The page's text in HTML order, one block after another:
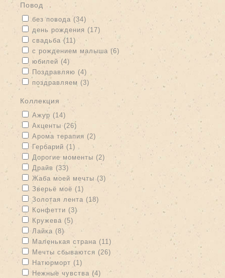
Повод
Apply без повода filter
без повода (34) Apply без повода filter
Apply день рождения filter
день рождения (17) Apply день рождения filter
Apply свадьба filter
свадьба (11) Apply свадьба filter
Apply с рождением малыша filter
с рождением малыша (6) Apply с рождением малыша
Apply юбилей filter
юбилей (4) Apply юбилей filter
Apply Поздравляю filter
Поздравляю (4)
Apply поздравляем filter
поздравляем (3) Apply поздравляем filter
Коллекция
Apply Ажур filter
Ажур (14)
Apply Акценты filter
Акценты (26)
Apply Арома терапия filter
Арома терапия (2) Apply Арома терапия filter
Apply Гербарий filter
Гербарий (1) Apply Гербарий filter
Apply Дорогие моменты filter
Дорогие моменты (2) Apply Дорогие моменты filter
Apply Драйв filter
Драйв (33) Apply Драйв filter
Apply Жаба моей мечты filter
Жаба моей мечты (3) Apply Жаба моей мечты filter
Apply Зверьё моё filter
Зверьё моё (1) Apply Зверьё моё filter
Apply Золотая лента filter
Золотая лента (18) Apply Золотая лента filter
Apply Конфетти filter
Конфетти (3) Apply Конфетти filter
Apply Кружева filter
Кружева (5) Apply Кружева filter
Apply Лайка filter
Лайка (8)Apply Лайка filter
Apply Маленькая страна filter
Маленькая страна (11) Apply Маленькая страна filter
Apply Мечты сбываются filter
Мечты сбываются (26) Apply Мечты сбываются filter
Apply Натюрморт filter
Натюрморт (1)
Apply Нежные чувства filter
Нежные чувства (4) Apply Нежные чувства filter